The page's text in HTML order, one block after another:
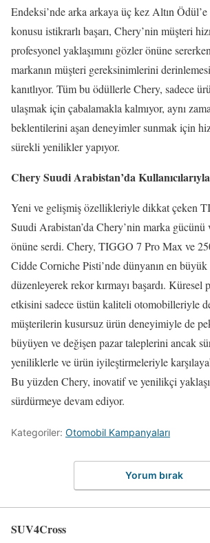
Endeksi’nde arka arkaya üç kez Altın
konusu istikrarlı başarı, Chery’nin müşteri
profesyonel yaklaşımını gözler önüne
markanın müşteri gereksinimlerini
kanıtlıyor. Tüm bu ödüllerle Chery, sadece
ulaşmak için çabalamakla kalmıyor, aynı
beklentilerini aşan deneyimler sunmak için
sürekli yenilikler yapıyor.
Chery Suudi Arabistan’da
Yeni ve gelişmiş özellikleriyle dikkat çeken
Suudi Arabistan’da Chery’nin marka
önüne serdi. Chery, TIGGO 7 Pro Max ve
Cidde Corniche Pisti’nde dünyanın en büyük
düzenleyerek rekor kırmayı başardı. Küresel
etkisini sadece üstün kaliteli otomobilleriyle
müşterilerin kusursuz ürün deneyimiyle de
büyüyen ve değişen pazar taleplerini ancak
yeniliklerle ve ürün iyileştirmeleriyle
Bu yüzden Chery, inovatif ve yenilikçi
sürdürmeye devam ediyor.
Kategoriler: Otomobil Kampanyaları
Yorum bırak
SUV4Cross